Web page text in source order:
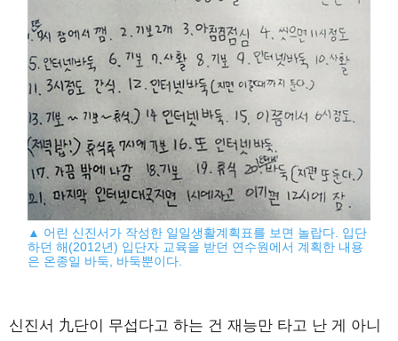
▲ 어린 신진서가 작성한 일일생활계획표를 보면 놀랍다. 입단
하던 해(2012년) 입단자 교육을 받던 연수원에서 계획한 내용
은 온종일 바둑, 바둑뿐이다.
신진서 九단이 무섭다고 하는 건 재능만 타고 난 게 아니